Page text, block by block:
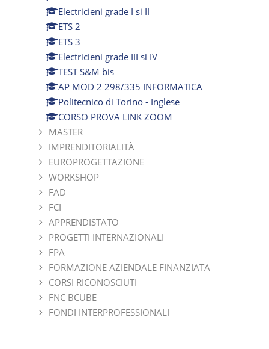
Electricieni grade I si II
ETS 2
ETS 3
Electricieni grade III si IV
TEST S&M bis
AP MOD 2 298/335 INFORMATICA
Politecnico di Torino - Inglese
CORSO PROVA LINK ZOOM
MASTER
IMPRENDITORIALITÀ
EUROPROGETTAZIONE
WORKSHOP
FAD
FCI
APPRENDISTATO
PROGETTI INTERNAZIONALI
FPA
FORMAZIONE AZIENDALE FINANZIATA
CORSI RICONOSCIUTI
FNC BCUBE
FONDI INTERPROFESSIONALI